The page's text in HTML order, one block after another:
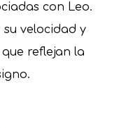
con Leo.
velocidad y
reflejan la